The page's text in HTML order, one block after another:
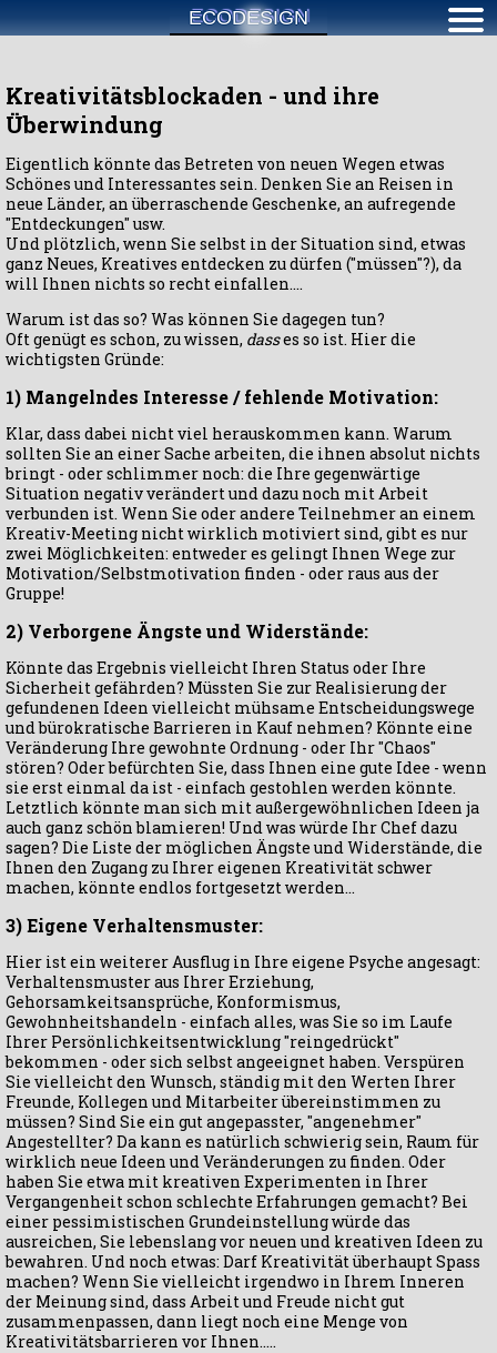
Kreativitätsblockaden - und ihre
Überwindung
Eigentlich könnte das Betreten von neuen Wegen etwas
Schönes und Interessantes sein. Denken Sie an Reisen in
neue Länder, an überraschende Geschenke, an aufregende
"Entdeckungen" usw.
Und plötzlich, wenn Sie selbst in der Situation sind, etwas
ganz Neues, Kreatives entdecken zu dürfen ("müssen"?), da
will Ihnen nichts so recht einfallen....
Warum ist das so? Was können Sie dagegen tun?
Oft genügt es schon, zu wissen, dasses so ist. Hier die
wichtigsten Gründe:
1) Mangelndes Interesse / fehlende Motivation:
Klar, dass dabei nicht viel herauskommen kann. Warum
sollten Sie an einer Sache arbeiten, die ihnen absolut nichts
bringt - oder schlimmer noch: die Ihre gegenwärtige
Situation negativ verändert und dazu noch mit Arbeit
verbunden ist. Wenn Sie oder andere Teilnehmer an einem
Kreativ-Meeting nicht wirklich motiviert sind, gibt es nur
zwei Möglichkeiten: entweder es gelingt Ihnen Wege zur
Motivation/Selbstmotivation finden - oder raus aus der
Gruppe!
2) Verborgene Ängste und Widerstände:
Könnte das Ergebnis vielleicht Ihren Status oder Ihre
Sicherheit gefährden? Müssten Sie zur Realisierung der
gefundenen Ideen vielleicht mühsame Entscheidungswege
und bürokratische Barrieren in Kauf nehmen? Könnte eine
Veränderung Ihre gewohnte Ordnung - oder Ihr "Chaos"
stören? Oder befürchten Sie, dass Ihnen eine gute Idee - wenn
sie erst einmal da ist - einfach gestohlen werden könnte.
Letztlich könnte man sich mit außergewöhnlichen Ideen ja
auch ganz schön blamieren! Und was würde Ihr Chef dazu
sagen? Die Liste der möglichen Ängste und Widerstände, die
Ihnen den Zugang zu Ihrer eigenen Kreativität schwer
machen, könnte endlos fortgesetzt werden...
3) Eigene Verhaltensmuster:
Hier ist ein weiterer Ausflug in Ihre eigene Psyche angesagt:
Verhaltensmuster aus Ihrer Erziehung,
Gehorsamkeitsansprüche, Konformismus,
Gewohnheitshandeln - einfach alles, was Sie so im Laufe
Ihrer Persönlichkeitsentwicklung "reingedrückt"
bekommen - oder sich selbst angeeignet haben. Verspüren
Sie vielleicht den Wunsch, ständig mit den Werten Ihrer
Freunde, Kollegen und Mitarbeiter übereinstimmen zu
müssen? Sind Sie ein gut angepasster, "angenehmer"
Angestellter? Da kann es natürlich schwierig sein, Raum für
wirklich neue Ideen und Veränderungen zu finden. Oder
haben Sie etwa mit kreativen Experimenten in Ihrer
Vergangenheit schon schlechte Erfahrungen gemacht? Bei
einer pessimistischen Grundeinstellung würde das
ausreichen, Sie lebenslang vor neuen und kreativen Ideen zu
bewahren. Und noch etwas: Darf Kreativität überhaupt Spass
machen? Wenn Sie vielleicht irgendwo in Ihrem Inneren
der Meinung sind, dass Arbeit und Freude nicht gut
zusammenpassen, dann liegt noch eine Menge von
Kreativitätsbarrieren vor Ihnen.....
ECODESIGN